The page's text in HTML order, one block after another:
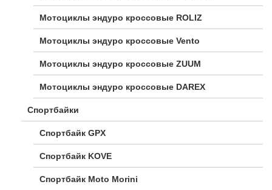
Мотоциклы эндуро кроссовые ROLIZ
Мотоциклы эндуро кроссовые Vento
Мотоциклы эндуро кроссовые ZUUM
Мотоциклы эндуро кроссовые DAREX
Спортбайки
Спортбайк GPX
Спортбайк KOVE
Спортбайк Moto Morini